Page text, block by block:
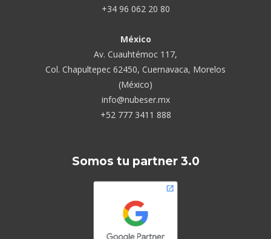
+34 96 062 20 80
México
Av. Cuauhtémoc 117,
Col. Chapultepec 62450, Cuernavaca, Morelos
(México)
info@nubeser.mx
+52 777 3411 888
Somos tu partner 3.0